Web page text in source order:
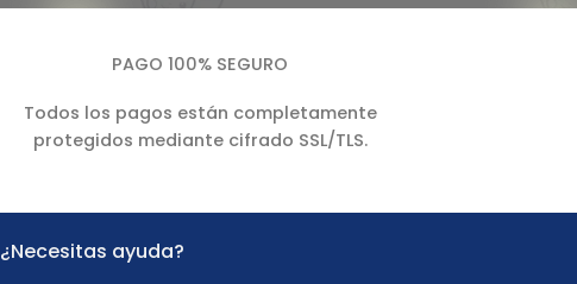
PAGO 100% SEGURO
Todos los pagos están completamente
protegidos mediante cifrado SSL/TLS.
¿Necesitas ayuda?